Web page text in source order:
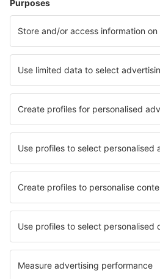
Cazare în București
Cazare în Brașov Cazare în Cluj-
Cazare în Constanța Cazare în
Cazare în Cristian le Brașov
Cele mai bune locuri de cazare -
Cazare în Westfield Cazare în
Cazare în Porcuna Cazare în
Cazare în Ploufragan Cazare Kaiti